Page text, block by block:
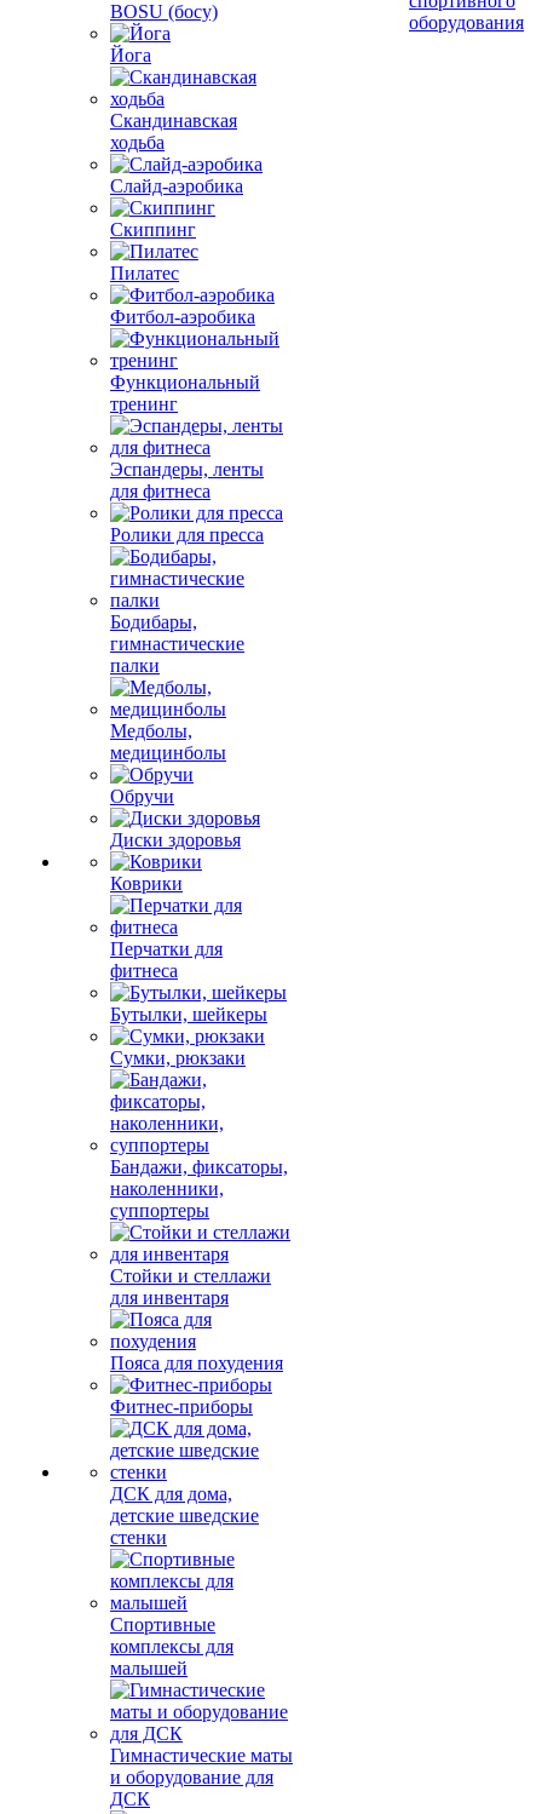
BOSU (босу)
Йога
Скандинавская
ходьба
Слайд-аэробика
Скиппинг
Пилатес
Фитбол-аэробика
Функциональный
тренинг
Эспандеры, ленты
для фитнеса
Ролики для пресса
Бодибары,
гимнастические
палки
Медболы,
медицинболы
Обручи
Диски здоровья
Коврики
Перчатки для
фитнеса
Бутылки, шейкеры
Сумки, рюкзаки
Бандажи, фиксаторы,
наколенники,
суппортеры
Стойки и стеллажи
для инвентаря
Пояса для похудения
Фитнес-приборы
ДСК для дома,
детские шведские
стенки
Спортивные
комплексы для
малышей
Гимнастические маты
и оборудование для
ДСК
оборудования